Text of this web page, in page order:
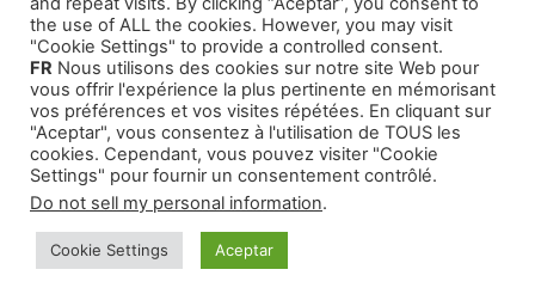
Audiolibros Autoayuda
Cuentos infantiles
Intriga y Narrativa
© 2026 Montse Valls - Juan Genovés
GeneratePress
the use of ALL the cookies. However, you may visit
"Cookie Settings" to provide a controlled consent.
FR Nous utilisons des cookies sur notre site Web pour
vous offrir l'expérience la plus pertinente en mémorisant
vos préférences et vos visites répétées. En cliquant sur
"Aceptar", vous consentez à l'utilisation de TOUS les
cookies. Cependant, vous pouvez visiter "Cookie
Settings" pour fournir un consentement contrôlé.
Do not sell my personal information.
Cookie Settings Aceptar